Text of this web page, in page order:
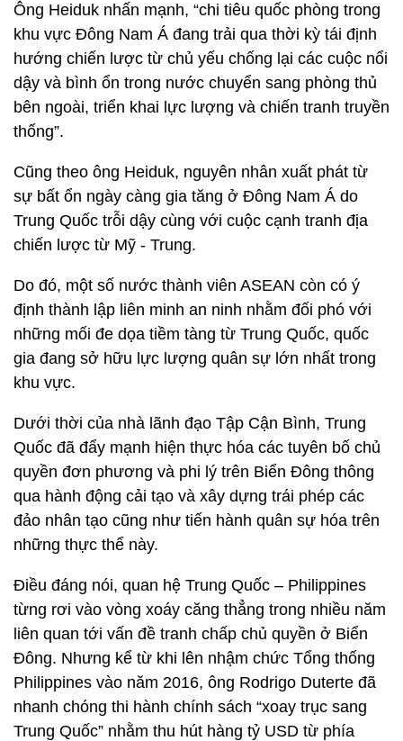
Ông Heiduk nhấn mạnh, “chi tiêu quốc phòng trong
khu vực Đông Nam Á đang trải qua thời kỳ tái định
hướng chiến lược từ chủ yếu chống lại các cuộc nổi
dậy và bình ổn trong nước chuyển sang phòng thủ
bên ngoài, triển khai lực lượng và chiến tranh truyền
thống”.
Cũng theo ông Heiduk, nguyên nhân xuất phát từ
sự bất ổn ngày càng gia tăng ở Đông Nam Á do
Trung Quốc trỗi dậy cùng với cuộc cạnh tranh địa
chiến lược từ Mỹ - Trung.
Do đó, một số nước thành viên ASEAN còn có ý
định thành lập liên minh an ninh nhằm đối phó với
những mối đe dọa tiềm tàng từ Trung Quốc, quốc
gia đang sở hữu lực lượng quân sự lớn nhất trong
khu vực.
Dưới thời của nhà lãnh đạo Tập Cận Bình, Trung
Quốc đã đẩy mạnh hiện thực hóa các tuyên bố chủ
quyền đơn phương và phi lý trên Biển Đông thông
qua hành động cải tạo và xây dựng trái phép các
đảo nhân tạo cũng như tiến hành quân sự hóa trên
những thực thể này.
Điều đáng nói, quan hệ Trung Quốc – Philippines
từng rơi vào vòng xoáy căng thẳng trong nhiều năm
liên quan tới vấn đề tranh chấp chủ quyền ở Biển
Đông. Nhưng kể từ khi lên nhậm chức Tổng thống
Philippines vào năm 2016, ông Rodrigo Duterte đã
nhanh chóng thi hành chính sách “xoay trục sang
Trung Quốc” nhằm thu hút hàng tỷ USD từ phía